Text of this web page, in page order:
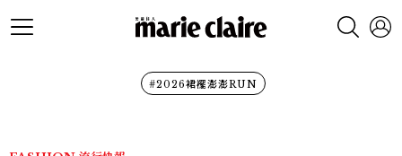
#2026裙襬澎澎RUN